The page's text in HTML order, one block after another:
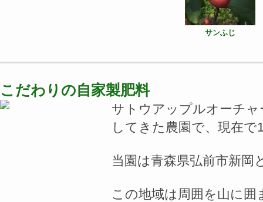
サンふじ
こだわりの自家製肥料
サトウアップルオーチ
してきた農園で、現在
当園は青森県弘前市新岡
この地域は周囲を山に